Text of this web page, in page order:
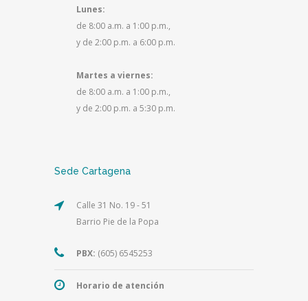
Lunes:
de 8:00 a.m. a 1:00 p.m.,
y de 2:00 p.m. a 6:00 p.m.
Martes a viernes:
de 8:00 a.m. a 1:00 p.m.,
y de 2:00 p.m. a 5:30 p.m.
Sede Cartagena
Calle 31 No. 19 - 51
Barrio Pie de la Popa
PBX: (605) 6545253
Horario de atención